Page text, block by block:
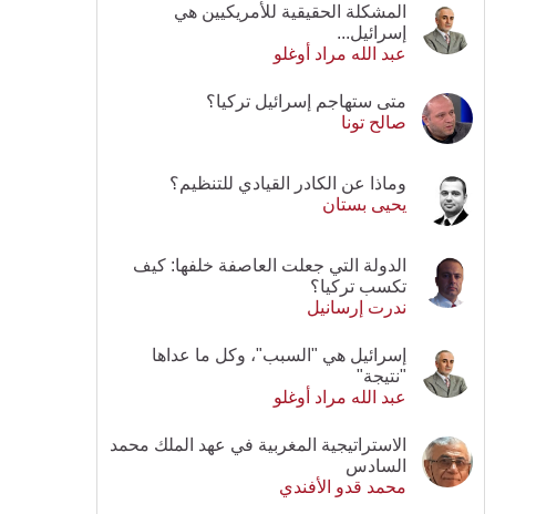
المشكلة الحقيقية للأمريكيين هي
إسرائيل...
عبد الله مراد أوغلو
متى ستهاجم إسرائيل تركيا؟
صالح تونا
وماذا عن الكادر القيادي للتنظيم؟
يحيى بستان
الدولة التي جعلت العاصفة خلفها: كيف
تكسب تركيا؟
ندرت إرسانيل
إسرائيل هي "السبب"، وكل ما عداها
"نتيجة"
عبد الله مراد أوغلو
الاستراتيجية المغربية في عهد الملك محمد
السادس
محمد قدو الأفندي